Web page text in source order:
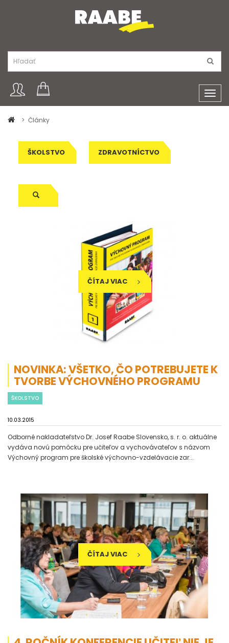
Články
ŠKOLSTVO ZDRAVOTNÍCTVO
ČÍTAJ VIAC
NOVINKA: VŠETKO, ČO POTREBUJETE K
TVORBE VÝCHOVNÉHO PROGRAMU
ŠKOLSTVO
10.03.2015
Odborné nakladateľstvo Dr. Josef Raabe Slovensko, s. r. o. aktuálne
vydáva novú pomôcku pre učiteľov a vychovávateľov s názvom
Výchovný program pre školské výchovno-vzdelávacie zar...
ČÍTAJ VIAC